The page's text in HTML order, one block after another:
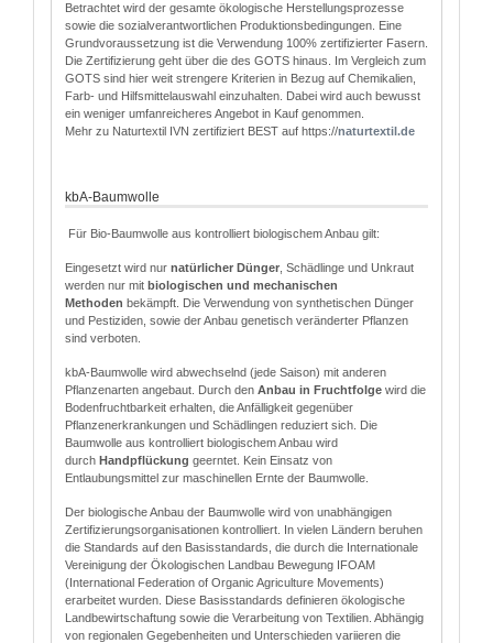
Betrachtet wird der gesamte ökologische Herstellungsprozesse
sowie die sozialverantwortlichen Produktionsbedingungen. Eine
Grundvoraussetzung ist die Verwendung 100% zertifizierter Fasern.
Die Zertifizierung geht über die des GOTS hinaus. Im Vergleich zum
GOTS sind hier weit strengere Kriterien in Bezug auf Chemikalien,
Farb- und Hilfsmittelauswahl einzuhalten. Dabei wird auch bewusst
ein weniger umfanreicheres Angebot in Kauf genommen.
Mehr zu Naturtextil IVN zertifiziert BEST auf https://naturtextil.de
kbA-Baumwolle
Für Bio-Baumwolle aus kontrolliert biologischem Anbau gilt:
Eingesetzt wird nur natürlicher Dünger , Schädlinge und Unkraut
werden nur mit biologischen und mechanischen
Methoden bekämpft. Die Verwendung von synthetischen Dünger
und Pestiziden, sowie der Anbau genetisch veränderter Pflanzen
sind verboten.
kbA-Baumwolle wird abwechselnd (jede Saison) mit anderen
Pflanzenarten angebaut. Durch den Anbau in Fruchtfolge wird die
Bodenfruchtbarkeit erhalten, die Anfälligkeit gegenüber
Pflanzenerkrankungen und Schädlingen reduziert sich. Die
Baumwolle aus kontrolliert biologischem Anbau wird
durch Handpflückung geerntet. Kein Einsatz von
Entlaubungsmittel zur maschinellen Ernte der Baumwolle.
Der biologische Anbau der Baumwolle wird von unabhängigen
Zertifizierungsorganisationen kontrolliert. In vielen Ländern beruhen
die Standards auf den Basisstandards, die durch die Internationale
Vereinigung der Ökologischen Landbau Bewegung IFOAM
(International Federation of Organic Agriculture Movements)
erarbeitet wurden. Diese Basisstandards definieren ökologische
Landbewirtschaftung sowie die Verarbeitung von Textilien. Abhängig
von regionalen Gegebenheiten und Unterschieden variieren die